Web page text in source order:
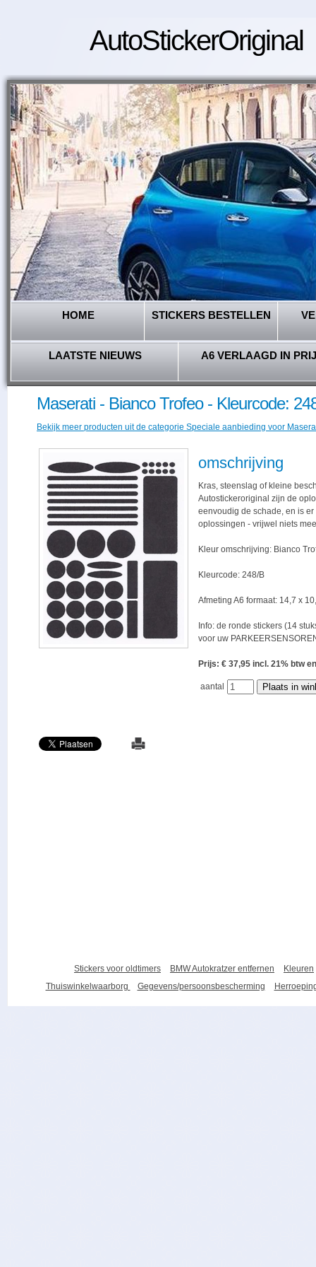
AutoStickerOriginal
HOME STICKERS BESTELLEN
LAATSTE NIEUWS A6 VERLAAGD IN
Maserati - Bianco Trofeo - Kleurcode:
Bekijk meer producten uit de categorie Speciale aanbieding voor
omschrijving
Kras, steenslag of kleine
Autostickeroriginal zijn de
eenvoudig de schade, en is
oplossingen - vrijwel niets
Kleur omschrijving: Bianco
Kleurcode: 248/B
Afmeting A6 formaat: 14,7 x
Info: de ronde stickers (14
voor uw
Prijs: € 37,95 incl. 21% btw
aantal
Stickers voor oldtimers BMW Autokratzer entfernen
Kleuren
Thuiswinkelwaarborg
Gegevens/persoonsbescherming